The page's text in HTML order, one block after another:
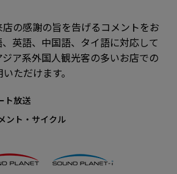
の感謝の旨を告げるコメントをお
英語、中国語、タイ語に対応して
ア系外国人観光客の多いお店での
ただけます。
ト放送
ント・サイクル